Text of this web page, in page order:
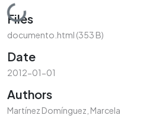
Loading...
Files
documento.html (353 B)
Date
2012-01-01
Authors
Martínez Domínguez, Marcela